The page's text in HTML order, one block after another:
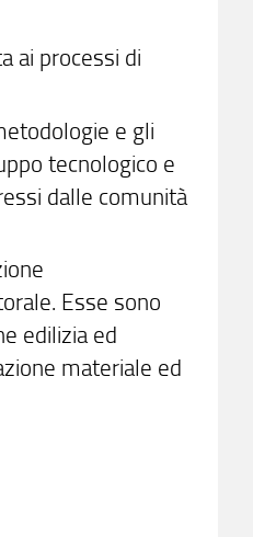
ai processi di
e gli
tecnologico e
dalle comunità
Esse sono
edilizia ed
materiale ed